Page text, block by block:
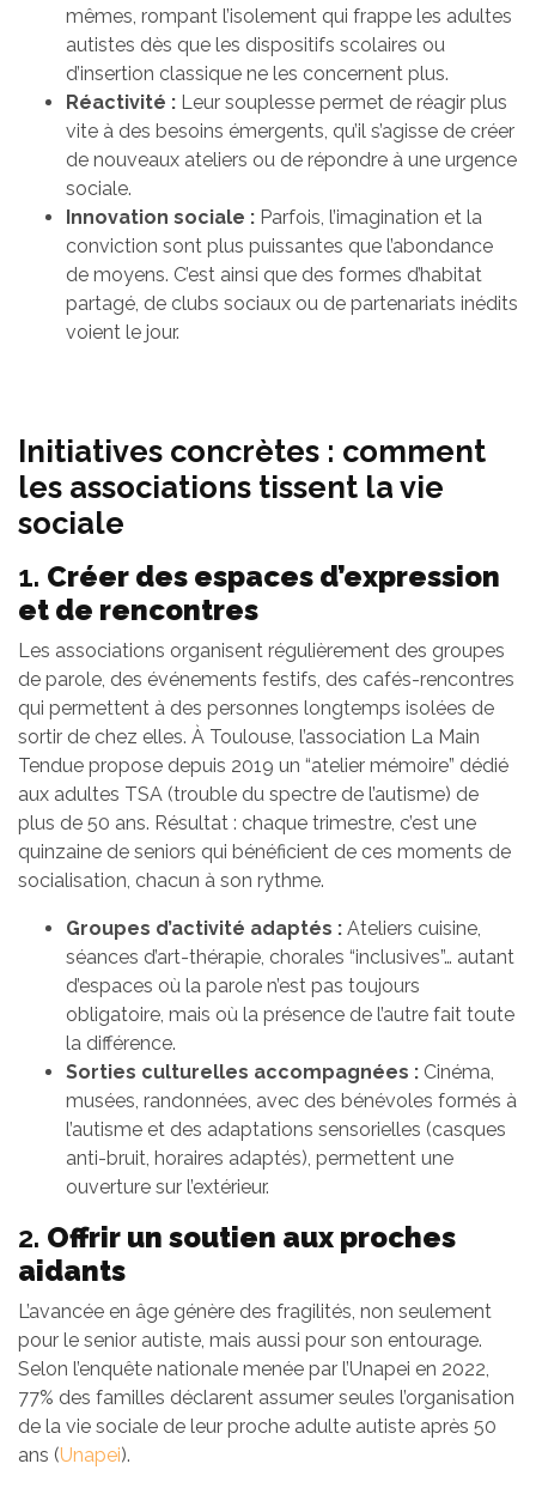
mêmes, rompant l’isolement qui frappe les adultes
autistes dès que les dispositifs scolaires ou
d’insertion classique ne les concernent plus.
Réactivité : Leur souplesse permet de réagir plus
vite à des besoins émergents, qu’il s’agisse de créer
de nouveaux ateliers ou de répondre à une urgence
sociale.
Innovation sociale : Parfois, l’imagination et la
conviction sont plus puissantes que l’abondance
de moyens. C’est ainsi que des formes d’habitat
partagé, de clubs sociaux ou de partenariats inédits
voient le jour.
Initiatives concrètes : comment
les associations tissent la vie
sociale
1. Créer des espaces d’expression
et de rencontres
Les associations organisent régulièrement des groupes
de parole, des événements festifs, des cafés-rencontres
qui permettent à des personnes longtemps isolées de
sortir de chez elles. À Toulouse, l’association La Main
Tendue propose depuis 2019 un “atelier mémoire” dédié
aux adultes TSA (trouble du spectre de l’autisme) de
plus de 50 ans. Résultat : chaque trimestre, c’est une
quinzaine de seniors qui bénéficient de ces moments de
socialisation, chacun à son rythme.
Groupes d’activité adaptés : Ateliers cuisine,
séances d’art-thérapie, chorales “inclusives”… autant
d’espaces où la parole n’est pas toujours
obligatoire, mais où la présence de l’autre fait toute
la différence.
Sorties culturelles accompagnées : Cinéma,
musées, randonnées, avec des bénévoles formés à
l’autisme et des adaptations sensorielles (casques
anti-bruit, horaires adaptés), permettent une
ouverture sur l’extérieur.
2. Offrir un soutien aux proches
aidants
L’avancée en âge génère des fragilités, non seulement
pour le senior autiste, mais aussi pour son entourage.
Selon l’enquête nationale menée par l’Unapei en 2022,
77% des familles déclarent assumer seules l’organisation
de la vie sociale de leur proche adulte autiste après 50
ans (Unapei).